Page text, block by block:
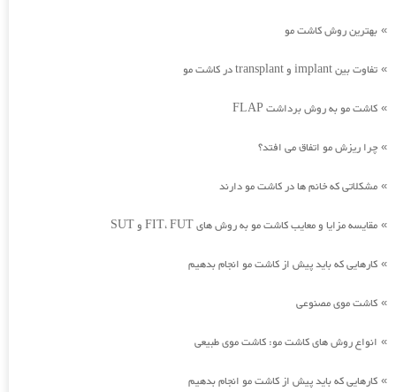
» بهترین روش کاشت مو
» تفاوت بین implant و transplant در کاشت مو
» کاشت مو به روش برداشت FLAP
» چرا ریزش مو اتفاق می افتد؟
» مشکلاتی که خانم ها در کاشت مو دارند
» مقایسه مزایا و معایب کاشت مو به روش های FIT، FUT و SUT
» کارهایی که باید پیش از کاشت مو انجام بدهیم
» کاشت موی مصنوعی
» انواع روش های کاشت مو: کاشت موی طبیعی
» کارهایی که باید پیش از کاشت مو انجام بدهیم